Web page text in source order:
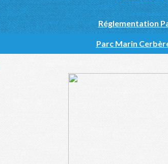
Réglementation
Parc Marin